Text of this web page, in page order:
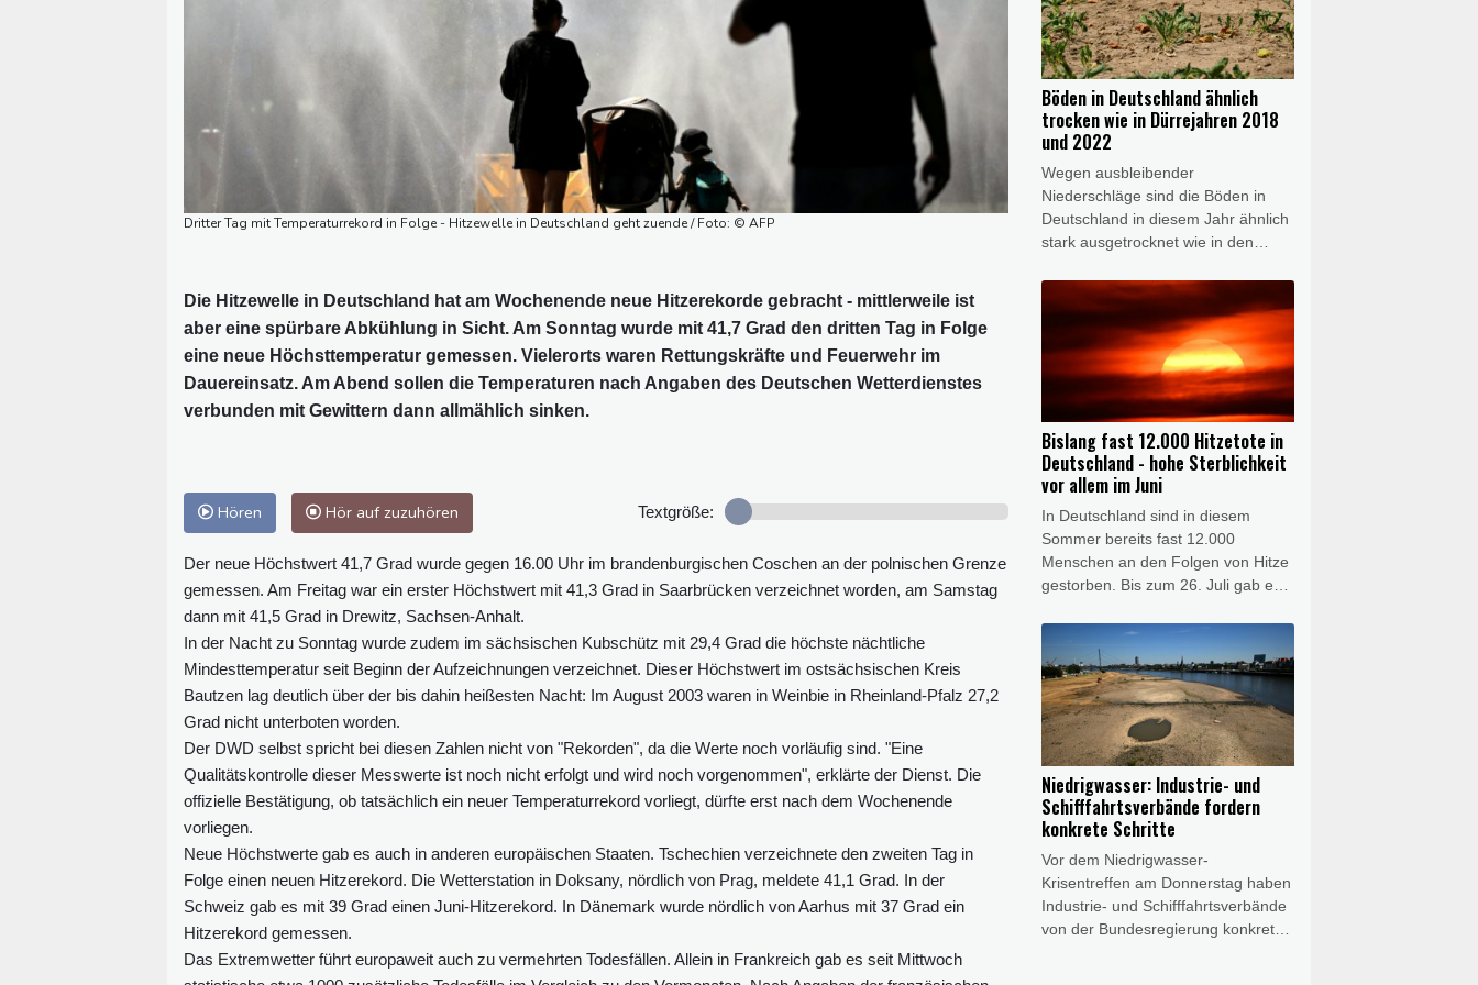
Dritter Tag mit Temperaturrekord in Folge - Hitzewelle in Deutschland geht zuende / Foto: © AFP
Die Hitzewelle in Deutschland hat am Wochenende neue Hitzerekorde gebracht - mittlerweile ist
aber eine spürbare Abkühlung in Sicht. Am Sonntag wurde mit 41,7 Grad den dritten Tag in Folge
eine neue Höchsttemperatur gemessen. Vielerorts waren Rettungskräfte und Feuerwehr im
Dauereinsatz. Am Abend sollen die Temperaturen nach Angaben des Deutschen Wetterdienstes
verbunden mit Gewittern dann allmählich sinken.
Hören Hör auf zuzuhören Textgröße:
Der neue Höchstwert 41,7 Grad wurde gegen 16.00 Uhr im brandenburgischen Coschen an der polnischen Grenze
gemessen. Am Freitag war ein erster Höchstwert mit 41,3 Grad in Saarbrücken verzeichnet worden, am Samstag
dann mit 41,5 Grad in Drewitz, Sachsen-Anhalt.
In der Nacht zu Sonntag wurde zudem im sächsischen Kubschütz mit 29,4 Grad die höchste nächtliche
Mindesttemperatur seit Beginn der Aufzeichnungen verzeichnet. Dieser Höchstwert im ostsächsischen Kreis
Bautzen lag deutlich über der bis dahin heißesten Nacht: Im August 2003 waren in Weinbie in Rheinland-Pfalz 27,2
Grad nicht unterboten worden.
Der DWD selbst spricht bei diesen Zahlen nicht von "Rekorden", da die Werte noch vorläufig sind. "Eine
Qualitätskontrolle dieser Messwerte ist noch nicht erfolgt und wird noch vorgenommen", erklärte der Dienst. Die
offizielle Bestätigung, ob tatsächlich ein neuer Temperaturrekord vorliegt, dürfte erst nach dem Wochenende
vorliegen.
Neue Höchstwerte gab es auch in anderen europäischen Staaten. Tschechien verzeichnete den zweiten Tag in
Folge einen neuen Hitzerekord. Die Wetterstation in Doksany, nördlich von Prag, meldete 41,1 Grad. In der
Schweiz gab es mit 39 Grad einen Juni-Hitzerekord. In Dänemark wurde nördlich von Aarhus mit 37 Grad ein
Hitzerekord gemessen.
Das Extremwetter führt europaweit auch zu vermehrten Todesfällen. Allein in Frankreich gab es seit Mittwoch
transportiert werden können.
Angesichts der aktuellen Situation
gehe es auch um "kurzfristige
Maßnahmen wie die Aussetzung
des Sonn- und Feiertagsfahrverbots
für Lkw", sagte Bilger am
Donnerstag nach einem
Spitzengespräch mit
Wirtschaftsvertretern in Bonn. Er
werde "sehr kurzfristig mit den
Länderverkehrsministern darüber
Böden in Deutschland ähnlich
trocken wie in Dürrejahren 2018
und 2022
Wegen ausbleibender
Niederschläge sind die Böden in
Deutschland in diesem Jahr ähnlich
stark ausgetrocknet wie in den
Süden ist der Untergrund verbreitet
sogar noch trockener als in diesen
beiden Jahren, wie der Deutsche
Wetterdienst (DWD) am Donnerstag
in Offenbach mitteilte. Dort werde
die Lage für Natur und
Landwirtschaft "zunehmend
kritisch". Flächendeckende
Niederschläge deuten sich dem
DWD zufolge auch in den
kommenden Tagen nicht an.
Bislang fast 12.000 Hitzetote in
Deutschland - hohe Sterblichkeit
vor allem im Juni
In Deutschland sind in diesem
Sommer bereits fast 12.000
Menschen an den Folgen von Hitze
gestorben. Bis zum 26. Juli gab es
11.900 Hitzetote, wie aus dem am
Donnerstag in Berlin veröffentlichten
Wochenbericht des Robert-Koch-
Instituts (RKI) hervorgeht. Der
bisher höchste Wert wurde zuletzt
im Jahr 2018 bei geschätzt 8900
hitzebedingten Sterbefällen
registriert.
Niedrigwasser: Industrie- und
Schifffahrtsverbände fordern
konkrete Schritte
Vor dem Niedrigwasser-
Krisentreffen am Donnerstag haben
Industrie- und Schifffahrtsverbände
von der Bundesregierung konkrete